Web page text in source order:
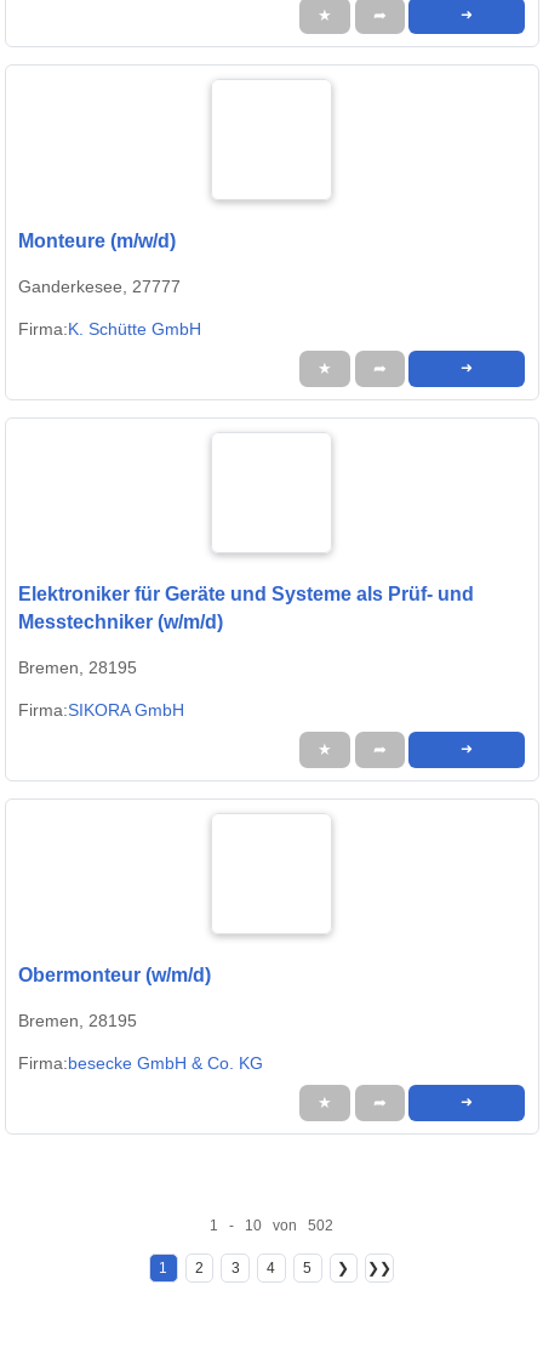
★ ➦ ➜
Monteure (m/w/d)
Ganderkesee, 27777
Firma:K. Schütte GmbH
★ ➦ ➜
Elektroniker für Geräte und Systeme als Prüf- und
Messtechniker (w/m/d)
Bremen, 28195
Firma:SIKORA GmbH
★ ➦ ➜
Obermonteur (w/m/d)
Bremen, 28195
Firma:besecke GmbH & Co. KG
★ ➦ ➜
1 - 10 von 502
1 2 3 4 5 ❯ ❯❯